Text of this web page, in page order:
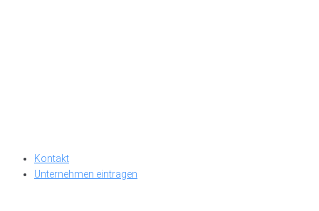
Kontakt
Unternehmen eintragen